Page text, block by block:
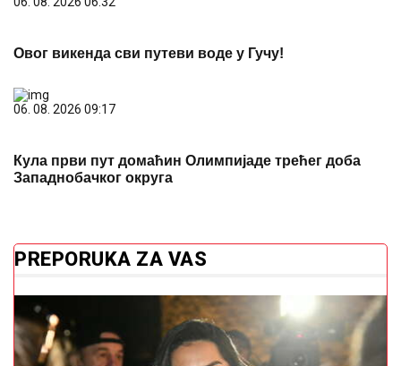
Западнобачког округа
PREPORUKA ZA VAS